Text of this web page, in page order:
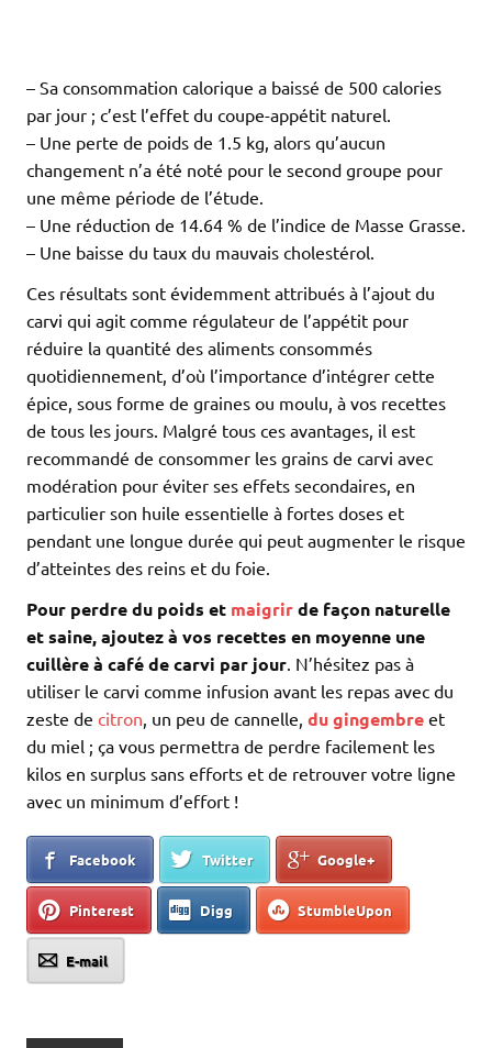
– Sa consommation calorique a baissé de 500 calories
par jour ; c’est l’effet du coupe-appétit naturel.
– Une perte de poids de 1.5 kg, alors qu’aucun
changement n’a été noté pour le second groupe pour
une même période de l’étude.
– Une réduction de 14.64 % de l’indice de Masse Grasse.
– Une baisse du taux du mauvais cholestérol.
Ces résultats sont évidemment attribués à l’ajout du
carvi qui agit comme régulateur de l’appétit pour
réduire la quantité des aliments consommés
quotidiennement, d’où l’importance d’intégrer cette
épice, sous forme de graines ou moulu, à vos recettes
de tous les jours. Malgré tous ces avantages, il est
recommandé de consommer les grains de carvi avec
modération pour éviter ses effets secondaires, en
particulier son huile essentielle à fortes doses et
pendant une longue durée qui peut augmenter le risque
d’atteintes des reins et du foie.
Pour perdre du poids et maigrirde façon naturelle
et saine, ajoutez à vos recettes en moyenne une
cuillère à café de carvi par jour. N’hésitez pas à
utiliser le carvi comme infusion avant les repas avec du
zeste de citron, un peu de cannelle, du gingembre et
du miel ; ça vous permettra de perdre facilement les
kilos en surplus sans efforts et de retrouver votre ligne
avec un minimum d’effort !
Facebook Twitter Google+
Pinterest Digg StumbleUpon
E-mail